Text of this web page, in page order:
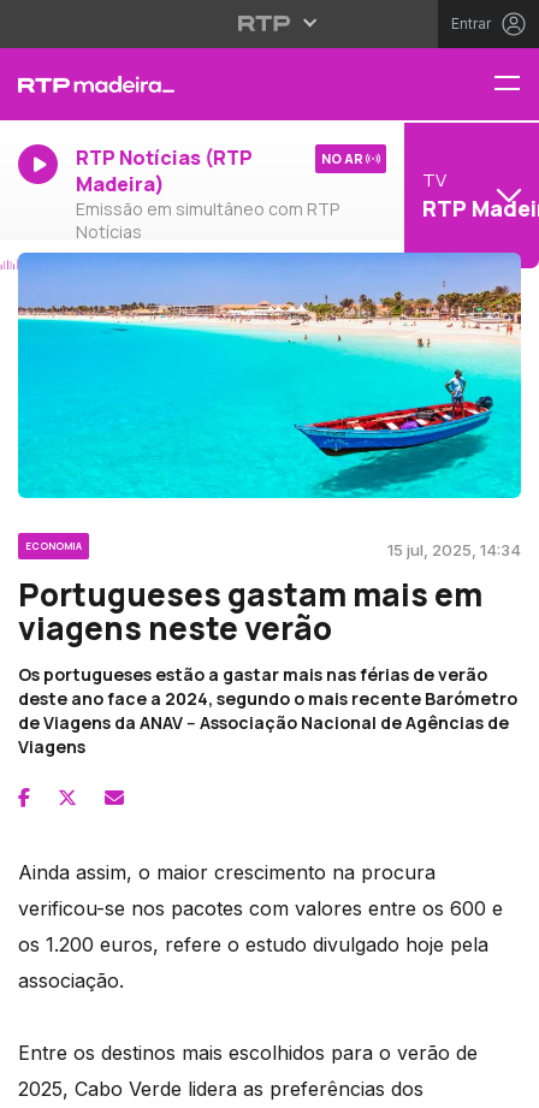
Entrar
RTP Notícias (RTP
Madeira)
Emissão em simultâneo com RTP
Notícias
NO AR
TV
RTP
ECONOMIA 15 jul, 2025, 14:34
Portugueses gastam mais em
viagens neste verão
Os portugueses estão a gastar mais nas férias de verão
deste ano face a 2024, segundo o mais recente Barómetro
de Viagens da ANAV -- Associação Nacional de Agências de
Viagens
Ainda assim, o maior crescimento na procura
verificou-se nos pacotes com valores entre os 600 e
os 1.200 euros, refere o estudo divulgado hoje pela
associação.
Entre os destinos mais escolhidos para o verão de
2025, Cabo Verde lidera as preferências dos